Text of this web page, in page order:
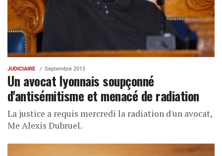
JUDICIAIRE Septembre 2013
Un avocat lyonnais soupçonné
d'antisémitisme et menacé de radiation
La justice a requis mercredi la radiation d'un avocat,
Me Alexis Dubruel.